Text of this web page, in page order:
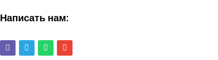
Написать нам: